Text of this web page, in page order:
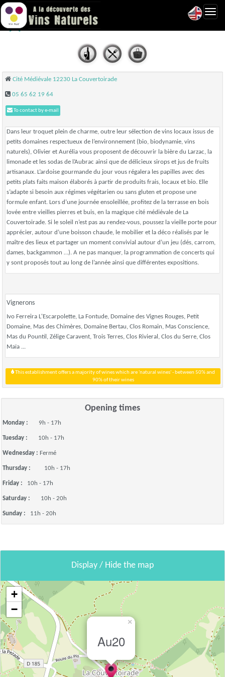
Au20 - La Couvertoirade
Cité Médiévale 12230 La Couvertoirade
05 65 62 19 64
To contact by e-mail
Dans leur troquet plein de charme, outre leur sélection de vins locaux issus de
petits domaines respectueux de l’environnement (bio, biodynamie, vins
naturels), Olivier et Aurélia vous proposent de découvrir la bière du Larzac, la
limonade et les sodas de l’Aubrac ainsi que de délicieux sirops et jus de fruits
artisanaux. L’ardoise gourmande du jour vous régalera les papilles avec des
petits plats faits maison élaborés à partir de produits frais, locaux et bio. Elle
s’adapte si besoin aux régimes végétarien ou sans gluten et propose une
formule enfant. Lors d’une journée ensoleillée, profitez de la terrasse en bois
lovée entre vieilles pierres et buis, en la magique cité médiévale de La
Couvertoirade. Si le soleil n’est pas au rendez-vous, poussez la vieille porte pour
apprécier, autour d’une boisson chaude, le mobilier et la déco réalisés par le
maître des lieux et partager un moment convivial autour d’un jeu (dés, carrom,
dames, backgammon …). A ne pas manquer, la programmation de concerts qui
y sont proposés tout au long de l’année ainsi que différentes expositions.
Vignerons
Ivo Ferreira L'Escarpolette, La Fontude, Domaine des Vignes Rouges, Petit
Domaine, Mas des Chimères, Domaine Bertau, Clos Romain, Mas Conscience,
Mas du Pountil, Zélige Caravent, Trois Terres, Clos Rivieral, Clos du Serre, Clos
Maïa ...
90% of their wines
Opening times
Monday : 9h - 17h
Tuesday : 10h - 17h
Wednesday : Fermé
Thursday : 10h - 17h
Friday : 10h - 17h
Saturday : 10h - 20h
Sunday : 11h - 20h
Display / Hide the map
Au20
×
+
−